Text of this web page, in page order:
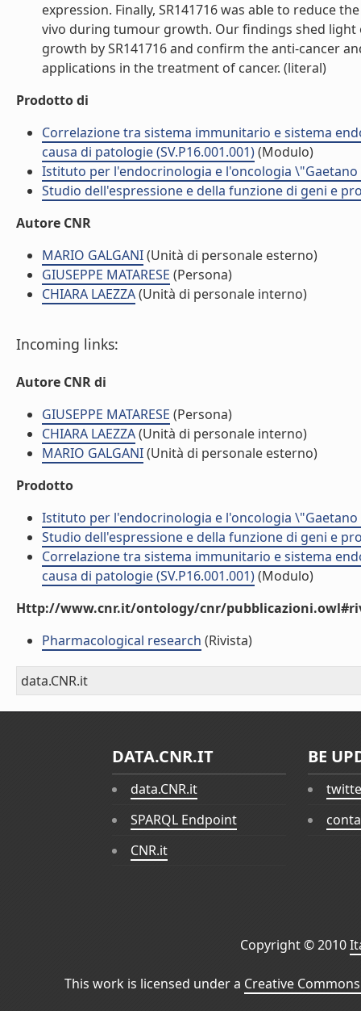
expression. Finally, SR141716 was able to reduce
vivo during tumour growth. Our findings shed
growth by SR141716 and confirm the anti-cancer
applications in the treatment of cancer. (literal)
Prodotto di
Correlazione tra sistema immunitario e sistema
causa di patologie (SV.P16.001.001)(Modulo)
Istituto per l'endocrinologia e l'oncologia \"Gaetano
Studio dell'espressione e della funzione di geni e
Autore CNR
MARIO GALGANI(Unità di personale esterno)
GIUSEPPE MATARESE (Persona)
CHIARA LAEZZA(Unità di personale interno)
Incoming links:
Autore CNR di
GIUSEPPE MATARESE (Persona)
CHIARA LAEZZA(Unità di personale interno)
MARIO GALGANI(Unità di personale esterno)
Prodotto
Istituto per l'endocrinologia e l'oncologia \"Gaetano
Studio dell'espressione e della funzione di geni e
Correlazione tra sistema immunitario e sistema
causa di patologie (SV.P16.001.001)(Modulo)
Http://www.cnr.it/ontology/cnr/
Pharmacological research (Rivista)
data.CNR.it
DATA.CNR.IT
data.CNR.it
SPARQL Endpoint
CNR.it
BE
Copyright © 2010
This work is licensed under a Creative